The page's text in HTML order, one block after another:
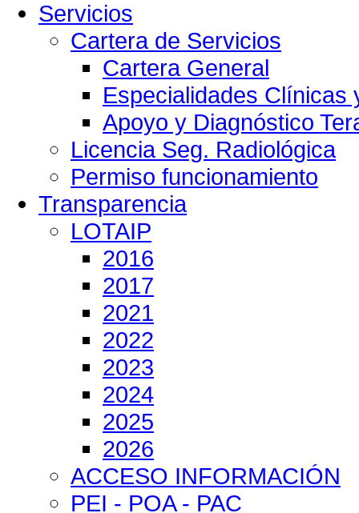
Servicios
Cartera de Servicios
Cartera General
Especialidades Clínicas
Apoyo y Diagnóstico
Licencia Seg. Radiológica
Permiso funcionamiento
Transparencia
LOTAIP
2016
2017
2021
2022
2023
2024
2025
2026
ACCESO INFORMACIÓN
PEI - POA - PAC